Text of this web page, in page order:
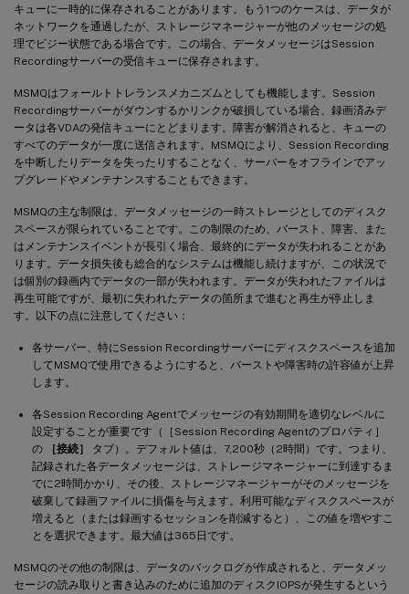
キューに一時的に保存されることがあります。もう1つのケースは、データが
ネットワークを通過したが、ストレージマネージャーが他のメッセージの処
理でビジー状態である場合です。この場合、データメッセージはSession
Recordingサーバーの受信キューに保存されます。
MSMQはフォールトトレランスメカニズムとしても機能します。Session
Recordingサーバーがダウンするかリンクが破損している場合、録画済みデ
ータは各VDAの発信キューにとどまります。障害が解消されると、キューの
すべてのデータが一度に送信されます。MSMQにより、Session Recording
を中断したりデータを失ったりすることなく、サーバーをオフラインでアッ
プグレードやメンテナンスすることもできます。
MSMQの主な制限は、データメッセージの一時ストレージとしてのディスク
スペースが限られていることです。この制限のため、バースト、障害、また
はメンテナンスイベントが長引く場合、最終的にデータが失われることがあ
ります。データ損失後も総合的なシステムは機能し続けますが、この状況で
は個別の録画内でデータの一部が失われます。データが失われたファイルは
再生可能ですが、最初に失われたデータの箇所まで進むと再生が停止しま
す。以下の点に注意してください：
各サーバー、特にSession Recordingサーバーにディスクスペースを追加
してMSMQで使用できるようにすると、バーストや障害時の許容値が上昇
します。
各Session Recording Agentでメッセージの有効期間を適切なレベルに
設定することが重要です（［Session Recording Agentのプロパティ］
の
［接続］
タブ）。デフォルト値は、7,200秒（2時間）です。つまり、
記録された各データメッセージは、ストレージマネージャーに到達するま
でに2時間かかり、その後、ストレージマネージャーがそのメッセージを
破棄して録画ファイルに損傷を与えます。利用可能なディスクスペースが
増えると（または録画するセッションを削減すると）、この値を増やすこ
とを選択できます。最大値は365日です。
MSMQのその他の制限は、データのバックログが作成されると、データメッ
セージの読み取りと書き込みのために追加のディスクIOPSが発生するという